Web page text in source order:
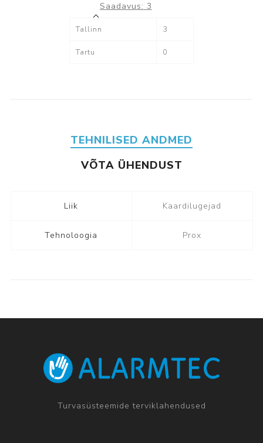
Saadavus: 3
Tallinn 3
Tartu 0
TEHNILISED ANDMED
VÕTA ÜHENDUST
Liik Kaardilugejad
Tehnoloogia Prox
Turvasüsteemide terviklahendused